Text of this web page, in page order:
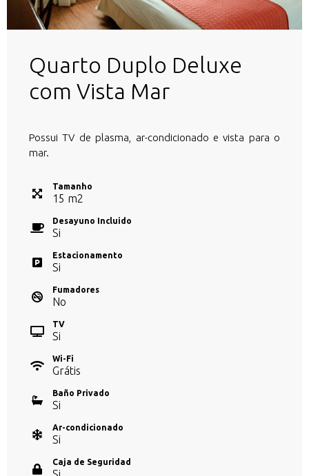
Quarto Duplo Deluxe
com Vista Mar
Possui TV de plasma, ar-condicionado e vista para o
mar.
Tamanho
15 m2
Desayuno Incluido
Si
Estacionamento
Si
Fumadores
No
TV
Si
Wi-Fi
Grátis
Baño Privado
Si
Ar-condicionado
Si
Caja de Seguridad